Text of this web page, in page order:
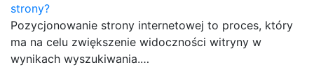
strony?
Pozycjonowanie strony internetowej to proces, który
ma na celu zwiększenie widoczności witryny w
wynikach wyszukiwania.…